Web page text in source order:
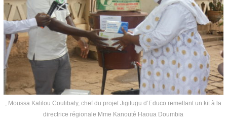
, Moussa Kalilou Coulibaly, chef du projet Jigitugu d’Educo remettant un kit à la
directrice régionale Mme Kanouté Haoua Doumbia